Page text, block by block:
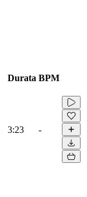
Durata BPM
3:23 -